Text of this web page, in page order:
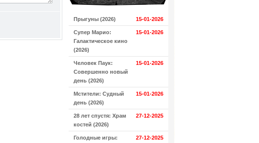
Прыгуны (2026) 15-01-2026
Супер Марио:
Галактическое кино
(2026)
15-01-2026
Человек Паук:
Совершенно новый
день (2026)
15-01-2026
Мстители: Судный
день (2026)
15-01-2026
28 лет спустя: Храм
костей (2026)
27-12-2025
Голодные игры:
27-12-2025